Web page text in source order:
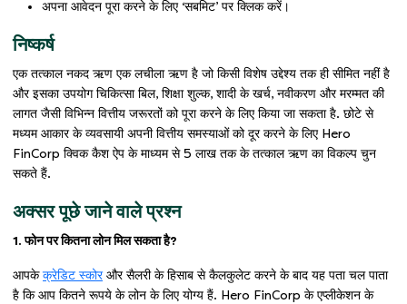
अपना आवेदन पूरा करने के लिए ‘सबमिट’ पर क्लिक करें।
निष्कर्ष
एक तत्काल नकद ऋण एक लचीला ऋण है जो किसी विशेष उद्देश्य तक ही सीमित नहीं है
और इसका उपयोग चिकित्सा बिल, शिक्षा शुल्क, शादी के खर्च, नवीकरण और मरम्मत की
लागत जैसी विभिन्न वित्तीय जरूरतों को पूरा करने के लिए किया जा सकता है. छोटे से
मध्यम आकार के व्यवसायी अपनी वित्तीय समस्याओं को दूर करने के लिए Hero
FinCorp क्विक कैश ऐप के माध्यम से 5 लाख तक के तत्काल ऋण का विकल्प चुन
सकते हैं.
अक्सर पूछे जाने वाले प्रश्न
1. फोन पर कितना लोन मिल सकता है?
आपके क्रेडिट स्कोरऔर सैलरी के हिसाब से कैलकुलेट करने के बाद यह पता चल पाता
है कि आप कितने रूपये के लोन के लिए योग्य हैं. Hero FinCorp के एप्लीकेशन के